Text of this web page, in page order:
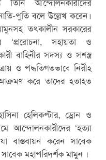
পুতি বলে উল্লেখ করেন।
তৎকালীন সরকারের
‘প্ররোচনা, সহায়তা ও
বাহিনীর সদস্য ও সশস্ত্র
ও পদ্ধতিগতভাবে নিরীহ
করে তাদের হতাহত
হেলিকপ্টার, ড্রোন ও
আন্দোলনকারীদের ‘হত্যা
বাস্তবায়ন করেন সাবেক
সাবেক মহাপরিদর্শক মামুন ।